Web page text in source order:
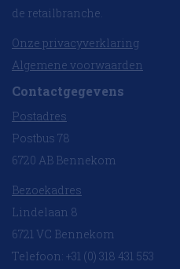
de retailbranche.
Onze privacyverklaring
Algemene voorwaarden
Contactgegevens
Postadres
Postbus 78
6720 AB Bennekom
Bezoekadres
Lindelaan 8
6721 VC Bennekom
Telefoon: +31 (0) 318 431 553